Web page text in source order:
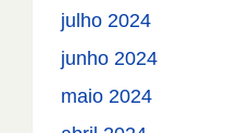
julho 2024
junho 2024
maio 2024